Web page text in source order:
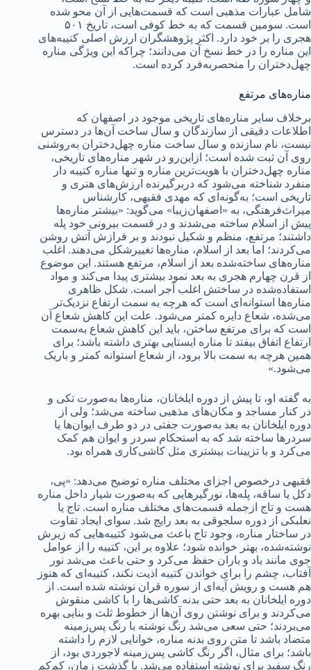
شامل عبارات مذهبی است که قسمت‌هایی از آن محو شده
است. سومین قسمت که به خط کوفی است، تاریخ ۵۰۱
هجری را بر خود دارد. اکثر پژوهشگران ارزش اصلی کتیبه‌های
این مناره را در خط نسخ آن می‌دانند؛ چراکه این ویژگی مناره
چهل‌دختران را منحصربه‌فرد کرده است.
مناره‌های مرتفع
برخلاف سایر مناره‌های تاریخی موجود در اصفهان که
اطلاعات دقیقی از سازندگان و سال ساخت آن‌ها در دسترس
نیست، نام سازنده و سال ساخت مناره چهل‌دختران به‌روشنی
روی آن ثبت شده است؛ ازاین‌رو در شهر مناره‌های تاریخی،
مناره چهل‌دختران با هویت‌ترین مناره و تنها مناره کتیبه دار
منفرد شناخته می‌شود که دربرگیرنده ارزش‌های هنری و
تاریخی است؛ به‌گونه‌ای که مهدی فقیهی، کارشناس
میراث‌فرهنگی، به «اصفهان‌زیبا» می‌گوید: «بیشتر مناره‌ها
پیش از اسلام ساخته می‌شدند و در قسمت بیرونی خود پله
داشتند؛ مرتفع، منظم و شکیل نبودند و بر فرازش آتش روشن
می‌کردند؛ اما بعد از اسلام، مناره‌ها تغییرشکل می‌دهند. اغلب
مناره‌های ساخته‌شده بعد از اسلام، مرتفع هستند. این موضوع
از قرن چهارم هجری به بعد نمود بیشتری پیدا می‌کند و مواد
استفاده‌شده در ساختش اغلب آجر است. شکل ظاهری
مناره‌ها استوانه‌ای است که هرچه به سمت ارتفاع نزدیک‌تر
می‌شده، شعاع دایره کمتر می‌شود. علت این کاهش شعاع آن
است که برای مرتفع ساختن، باید این کاهش شعاع به‌سمت
ارتفاع اتفاق بیفتد تا مناره ایستایی بهتری داشته باشد؛ برای
همین هرچه به سمت بالا برود، از شعاع استوانه کمتر و باریک
می‌شود.»
به گفته او، تا پیش از دوره ایلخانان، مناره‌ها به‌صورت تکی و
در کنار مساجد و مکان‌های مذهبی ساخته می‌شد؛ ولی از
دوره ایلخانان به بعد به‌صورت جفتی در دو طرف ایوان‌ها یا
سردرها ساخته شد که به استحکام سردر و ایوان هم کمک
می‌کرد و با تزیینات بیشتری مثل کاشی‌کاری همراه بود.
فقیهی درخصوص اجزای مختلف مناره توضیح می‌دهد: «پی،
دکل یا ساقه، پله‌ها، نورگیرهایی که به‌صورت شیار داخل مناره
هست و تاج ازجمله قسمت‌های مختلف مناره است. تاج یا
نعلبکی از دوره سلجوقی به بعد رایج شد. سوای ایجاد تفاوت
در ساختار مناره، وجود تاج باعث می‌شود کتیبه‌هایی که زیرش
نوشته‌شده، بهتر خوانده شود؛ علاوه بر این، کتیبه را از عوامل
جوی مانند باد و باران حفظ می‌کرد و حتی باعث می‌شد نور
آفتاب، چشم را برای خواندن کتیبه اذیت نکند، کتیبه‌ای که هنوز
هم هست و رویش آیه‌ای از سوره قران نوشته شده است. از
دوره ایلخانان به بعد حتی بدنه کاشی‌ها را با کاشی منقوش
می‌کردند و برای نوشتن روی آن‌ها از خطوط ثلث و بنایی بهره
می‌بردند؛ حتی سعی می‌شد رنگ نوشته با رنگ پس‌زمینه
متضاد باشد تا متن روی بدنه مناره، خوانایی لازم را داشته
باشد؛ برای مثال، اگر رنگ کاشی پس‌زمینه لاجوردی بود، از
رنگ سفید برای نوشته استفاده می‌شد. با گذشت زمان، کم‌کم